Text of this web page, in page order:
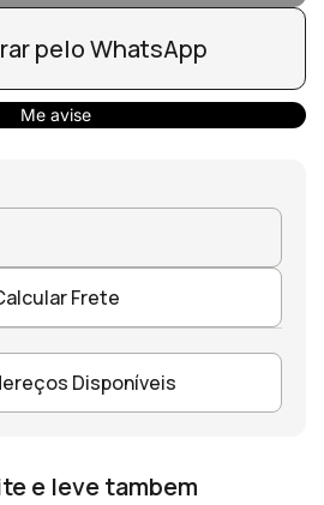
pelo WhatsApp
Me avise
Frete
Disponíveis
e leve tambem